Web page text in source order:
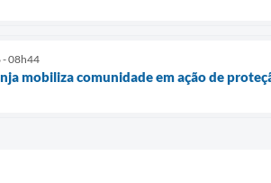
- 08h44
mobiliza comunidade em ação de